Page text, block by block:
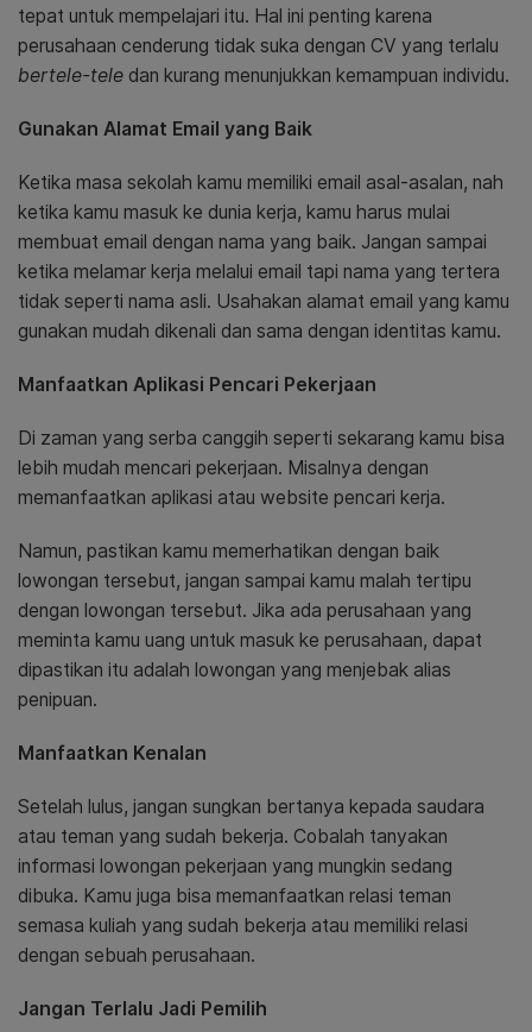
tepat untuk mempelajari itu. Hal ini penting karena
perusahaan cenderung tidak suka dengan CV yang terlalu
bertele-tele dan kurang menunjukkan kemampuan individu.
Gunakan Alamat Email yang Baik
Ketika masa sekolah kamu memiliki email asal-asalan, nah
ketika kamu masuk ke dunia kerja, kamu harus mulai
membuat email dengan nama yang baik. Jangan sampai
ketika melamar kerja melalui email tapi nama yang tertera
tidak seperti nama asli. Usahakan alamat email yang kamu
gunakan mudah dikenali dan sama dengan identitas kamu.
Manfaatkan Aplikasi Pencari Pekerjaan
Di zaman yang serba canggih seperti sekarang kamu bisa
lebih mudah mencari pekerjaan. Misalnya dengan
memanfaatkan aplikasi atau website pencari kerja.
Namun, pastikan kamu memerhatikan dengan baik
lowongan tersebut, jangan sampai kamu malah tertipu
dengan lowongan tersebut. Jika ada perusahaan yang
meminta kamu uang untuk masuk ke perusahaan, dapat
dipastikan itu adalah lowongan yang menjebak alias
penipuan.
Manfaatkan Kenalan
Setelah lulus, jangan sungkan bertanya kepada saudara
atau teman yang sudah bekerja. Cobalah tanyakan
informasi lowongan pekerjaan yang mungkin sedang
dibuka. Kamu juga bisa memanfaatkan relasi teman
semasa kuliah yang sudah bekerja atau memiliki relasi
dengan sebuah perusahaan.
Jangan Terlalu Jadi Pemilih